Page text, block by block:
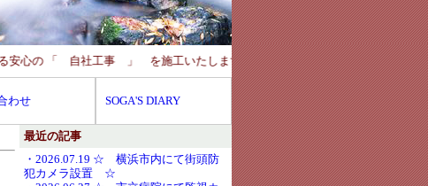
の 「 自社工事 」 を施工いたします。 ☆
わせ SOGA'S DIARY
最近の記事
・2026.07.19 ☆ 横浜市内にて街頭防
犯カメラ設置 ☆